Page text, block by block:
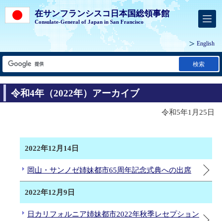
在サンフランシスコ日本国総領事館
Consulate-General of Japan in San Francisco
English
検索
令和4年（2022年）アーカイブ
令和5年1月25日
2022年12月14日
岡山・サンノゼ姉妹都市65周年記念式典への出席
2022年12月9日
日カリフォルニア姉妹都市2022年秋季レセプション